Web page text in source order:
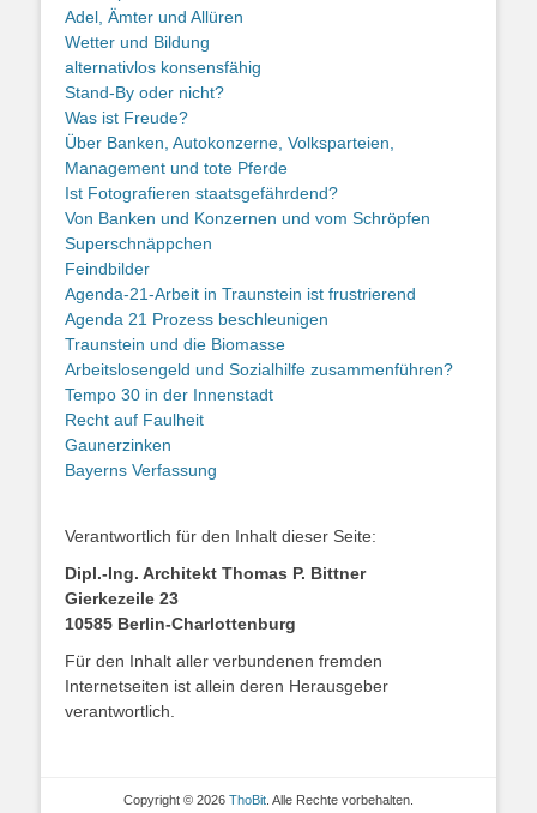
Adel, Ämter und Allüren
Wetter und Bildung
alternativlos konsensfähig
Stand-By oder nicht?
Was ist Freude?
Über Banken, Autokonzerne, Volksparteien,
Management und tote Pferde
Ist Fotografieren staatsgefährdend?
Von Banken und Konzernen und vom Schröpfen
Superschnäppchen
Feindbilder
Agenda-21-Arbeit in Traunstein ist frustrierend
Agenda 21 Prozess beschleunigen
Traunstein und die Biomasse
Arbeitslosengeld und Sozialhilfe zusammenführen?
Tempo 30 in der Innenstadt
Recht auf Faulheit
Gaunerzinken
Bayerns Verfassung
Verantwortlich für den Inhalt dieser Seite:
Dipl.-Ing. Architekt Thomas P. Bittner
Gierkezeile 23
10585 Berlin-Charlottenburg
Für den Inhalt aller verbundenen fremden
Internetseiten ist allein deren Herausgeber
verantwortlich.
Copyright © 2026 ThoBit . Alle Rechte vorbehalten.